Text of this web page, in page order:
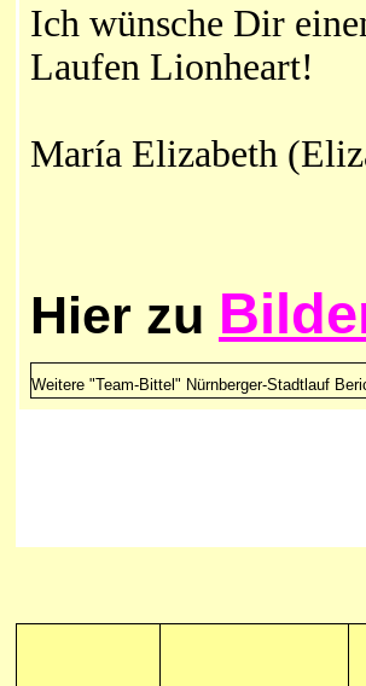
Ich wünsche Dir
Laufen Lionheart!
María Elizabeth
Hier zu
Weitere "Team-Bittel" Nürnberger-Stadtlauf